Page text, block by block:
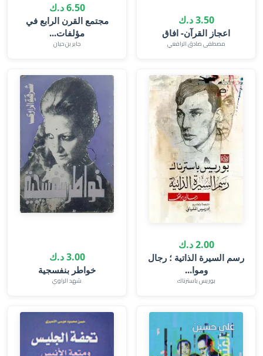
3.50 د.ك
اعجاز القرآن- افاق
مصطفى صادق الرافعي
6.50 د.ك
مجتمع القرن الرابع في
مؤلفات...
جابر بن حيان
2.00 د.ك
رسم السيرة الذاتية ؛ رجال
وموا...
بوريس باسترناك
3.00 د.ك
خواطر بنفسجية
شهد الراوي